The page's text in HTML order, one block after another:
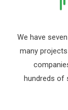
We have
many
hundreds of